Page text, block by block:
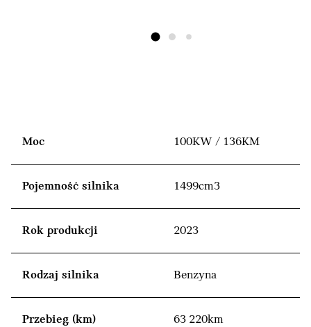
Moc 100KW / 136KM
Pojemność silnika 1499cm3
Rok produkcji 2023
Rodzaj silnika Benzyna
Przebieg (km) 63 220km